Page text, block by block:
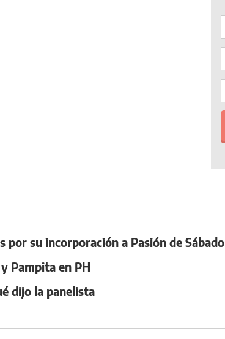
su incorporación a Pasión de Sábado
Pampita en PH
dijo la panelista